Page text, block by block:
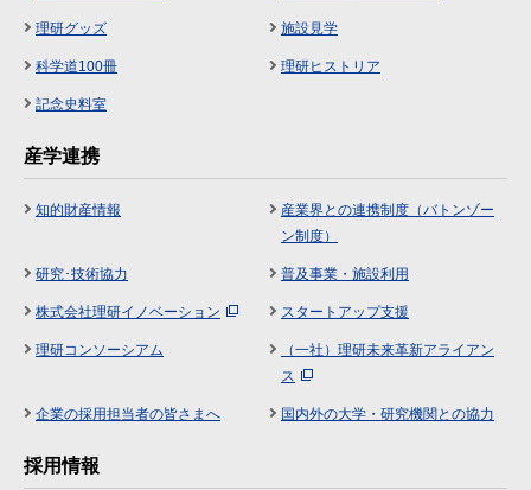
理研グッズ 施設見学
科学道100冊 理研ヒストリア
記念史料室
産学連携
知的財産情報
産業界との連携制度（バトンゾー
ン制度）
研究･技術協力 普及事業・施設利用
株式会社理研イノベーション スタートアップ支援
理研コンソーシアム
（一社）理研未来革新アライアン
ス
企業の採用担当者の皆さまへ 国内外の大学・研究機関との協力
採用情報